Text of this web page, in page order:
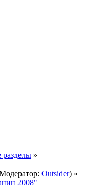
разделы »
Outsider) »
2008"